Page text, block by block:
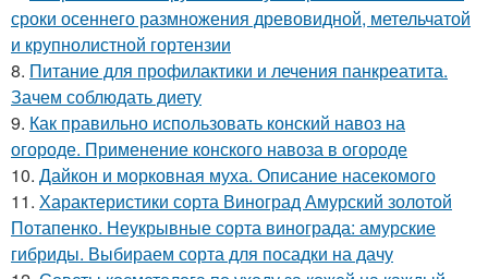
сроки осеннего размножения древовидной, метельчатой
и крупнолистной гортензии
8. Питание для профилактики и лечения панкреатита.
Зачем соблюдать диету
9. Как правильно использовать конский навоз на
огороде. Применение конского навоза в огороде
10. Дайкон и морковная муха. Описание насекомого
11. Характеристики сорта Виноград Амурский золотой
Потапенко. Неукрывные сорта винограда: амурские
гибриды. Выбираем сорта для посадки на дачу